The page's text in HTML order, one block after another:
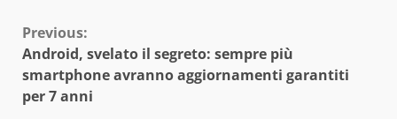
Continue
Reading
Previous:
Android, svelato il segreto: sempre più
smartphone avranno aggiornamenti garantiti
per 7 anni